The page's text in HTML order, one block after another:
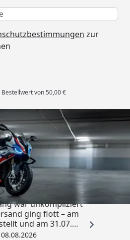
zur
von 50,00 €
Shops
4,85/ 5
Kauf! Der
war unkompliziert
ging flott – am
und am 31.07.
Die Abdeckplane
08.08.2026